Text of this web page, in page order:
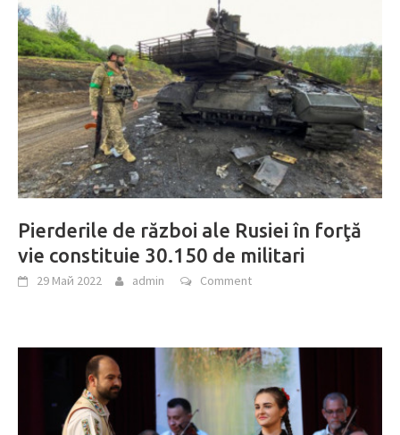
Pierderile de război ale Rusiei în forţă
vie constituie 30.150 de militari
29 Май 2022 admin Comment